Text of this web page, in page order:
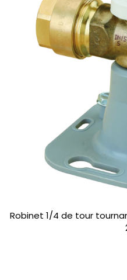
Robinet 1/4 de tour